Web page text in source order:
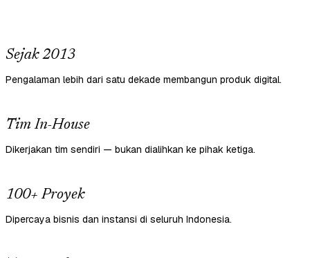
Sejak 2013
Pengalaman lebih dari satu dekade membangun produk digital.
Tim In-House
Dikerjakan tim sendiri — bukan dialihkan ke pihak ketiga.
100+ Proyek
Dipercaya bisnis dan instansi di seluruh Indonesia.